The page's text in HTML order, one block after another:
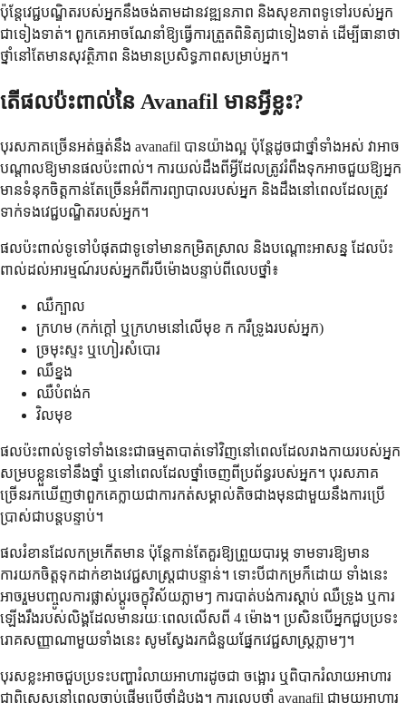
ប៉ុន្តែវេជ្ជបណ្ឌិតរបស់អ្នកនឹងចង់តាមដានវឌ្ឍនភាព និងសុខភាពទូទៅរបស់អ្នក
ជាទៀងទាត់។ ពួកគេអាចណែនាំឱ្យធ្វើការត្រួតពិនិត្យជាទៀងទាត់ ដើម្បីធានាថា
ថ្នាំនៅតែមានសុវត្ថិភាព និងមានប្រសិទ្ធភាពសម្រាប់អ្នក។
តើផលប៉ះពាល់នៃ Avanafil មានអ្វីខ្លះ?
បុរសភាគច្រើនអត់ធ្មត់នឹង avanafil បានយ៉ាងល្អ ប៉ុន្តែដូចជាថ្នាំទាំងអស់ វាអាច
បណ្តាលឱ្យមានផលប៉ះពាល់។ ការយល់ដឹងពីអ្វីដែលត្រូវរំពឹងទុកអាចជួយឱ្យអ្នក
មានទំនុកចិត្តកាន់តែច្រើនអំពីការព្យាបាលរបស់អ្នក និងដឹងនៅពេលដែលត្រូវ
ទាក់ទងវេជ្ជបណ្ឌិតរបស់អ្នក។
ផលប៉ះពាល់ទូទៅបំផុតជាទូទៅមានកម្រិតស្រាល និងបណ្តោះអាសន្ន ដែលប៉ះ
ពាល់ដល់អារម្មណ៍របស់អ្នកពីរបីម៉ោងបន្ទាប់ពីលេបថ្នាំ៖
ឈឺក្បាល
ក្រហម (កក់ក្តៅ ឬក្រហមនៅលើមុខ ក ករឺទ្រូងរបស់អ្នក)
ច្រមុះស្ទះ ឬហៀរសំបោរ
ឈឺខ្នង
ឈឺបំពង់ក
វិលមុខ
ផលប៉ះពាល់ទូទៅទាំងនេះជាធម្មតាបាត់ទៅវិញនៅពេលដែលរាងកាយរបស់អ្នក
សម្របខ្លួនទៅនឹងថ្នាំ ឬនៅពេលដែលថ្នាំចេញពីប្រព័ន្ធរបស់អ្នក។ បុរសភាគ
ច្រើនរកឃើញថាពួកគេក្លាយជាការកត់សម្គាល់តិចជាងមុនជាមួយនឹងការប្រើ
ប្រាស់ជាបន្តបន្ទាប់។
ផលរំខានដែលកម្រកើតមាន ប៉ុន្តែកាន់តែគួរឱ្យព្រួយបារម្ភ ទាមទារឱ្យមាន
ការយកចិត្តទុកដាក់ខាងវេជ្ជសាស្ត្រជាបន្ទាន់។ ទោះបីជាកម្រក៏ដោយ ទាំងនេះ
អាចរួមបញ្ចូលការផ្លាស់ប្តូរចក្ខុវិស័យភ្លាមៗ ការបាត់បង់ការស្តាប់ ឈឺទ្រូង ឬការ
ឡើងរឹងរបស់លិង្គដែលមានរយៈពេលលើសពី 4 ម៉ោង។ ប្រសិនបើអ្នកជួបប្រទះ
រោគសញ្ញាណាមួយទាំងនេះ សូមស្វែងរកជំនួយផ្នែកវេជ្ជសាស្ត្រភ្លាមៗ។
បុរស​ខ្លះ​អាច​ជួប​ប្រទះ​បញ្ហា​រំលាយ​អាហារ​ដូចជា ចង្អោរ ឬ​ពិបាក​រំលាយ​អាហារ
ជាពិសេស​នៅពេល​ចាប់ផ្តើម​ប្រើ​ថ្នាំ​ដំបូង។ ការលេបថ្នាំ avanafil ជាមួយអាហារ